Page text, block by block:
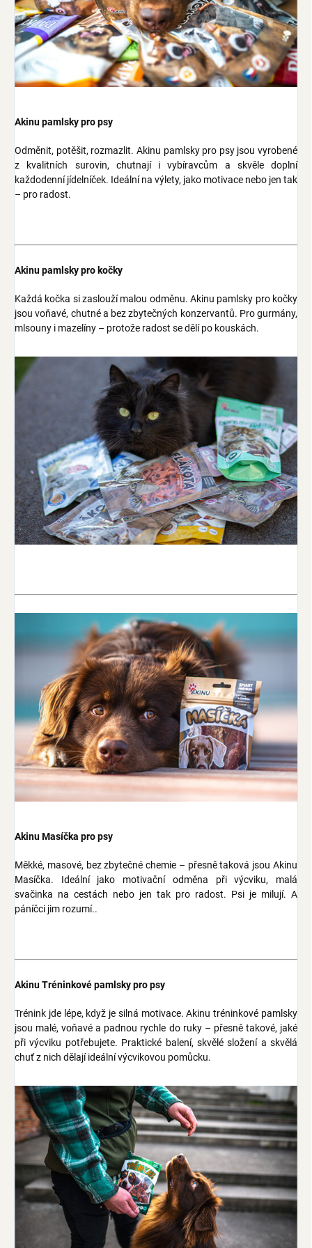
Akinu pamlsky pro psy
Odměnit, potěšit, rozmazlit. Akinu pamlsky pro psy jsou vyrobené
z kvalitních surovin, chutnají i vybíravcům a skvěle doplní
každodenní jídelníček. Ideální na výlety, jako motivace nebo jen tak
– pro radost.
Akinu pamlsky pro kočky
Každá kočka si zaslouží malou odměnu. Akinu pamlsky pro kočky
jsou voňavé, chutné a bez zbytečných konzervantů. Pro gurmány,
mlsouny i mazelíny – protože radost se dělí po kouskách.
Akinu Masíčka pro psy
Měkké, masové, bez zbytečné chemie – přesně taková jsou Akinu
Masíčka. Ideální jako motivační odměna při výcviku, malá
svačinka na cestách nebo jen tak pro radost. Psi je milují. A
páníčci jim rozumí..
Akinu Tréninkové pamlsky pro psy
Trénink jde lépe, když je silná motivace. Akinu tréninkové pamlsky
jsou malé, voňavé a padnou rychle do ruky – přesně takové, jaké
při výcviku potřebujete. Praktické balení, skvělé složení a skvělá
chuť z nich dělají ideální výcvikovou pomůcku.